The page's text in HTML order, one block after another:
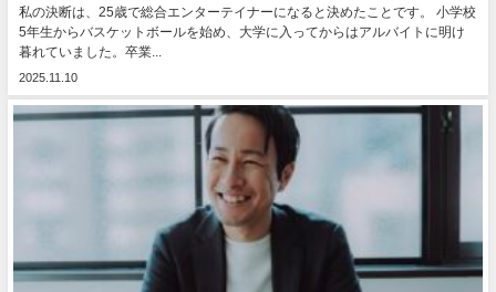
私の決断は、25歳で総合エンターテイナーになると決めたことです。 小学校
5年生からバスケットボールを始め、大学に入ってからはアルバイトに明け
暮れていました。卒業...
2025.11.10